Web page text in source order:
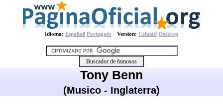
Idioma: Español| Português Version: Celular| Desktop
Tony Benn
(Musico - Inglaterra)